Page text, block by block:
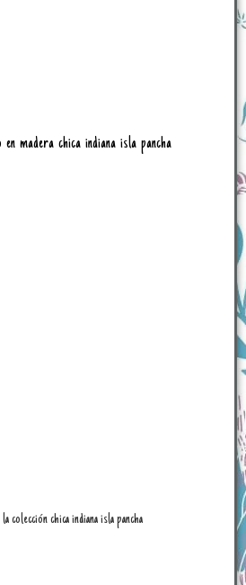
en madera chica indiana isla pancha
colección chica indiana isla pancha